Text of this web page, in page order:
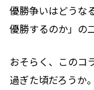
優勝争いはどうな
優勝するのか」の
おそらく、このコ
過ぎた頃だろうか